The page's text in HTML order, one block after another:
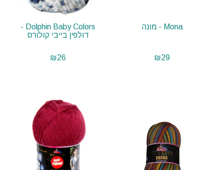
Mona - מונה
₪29
Dolphin Baby Colors -
דולפין בייבי קולורס
₪26